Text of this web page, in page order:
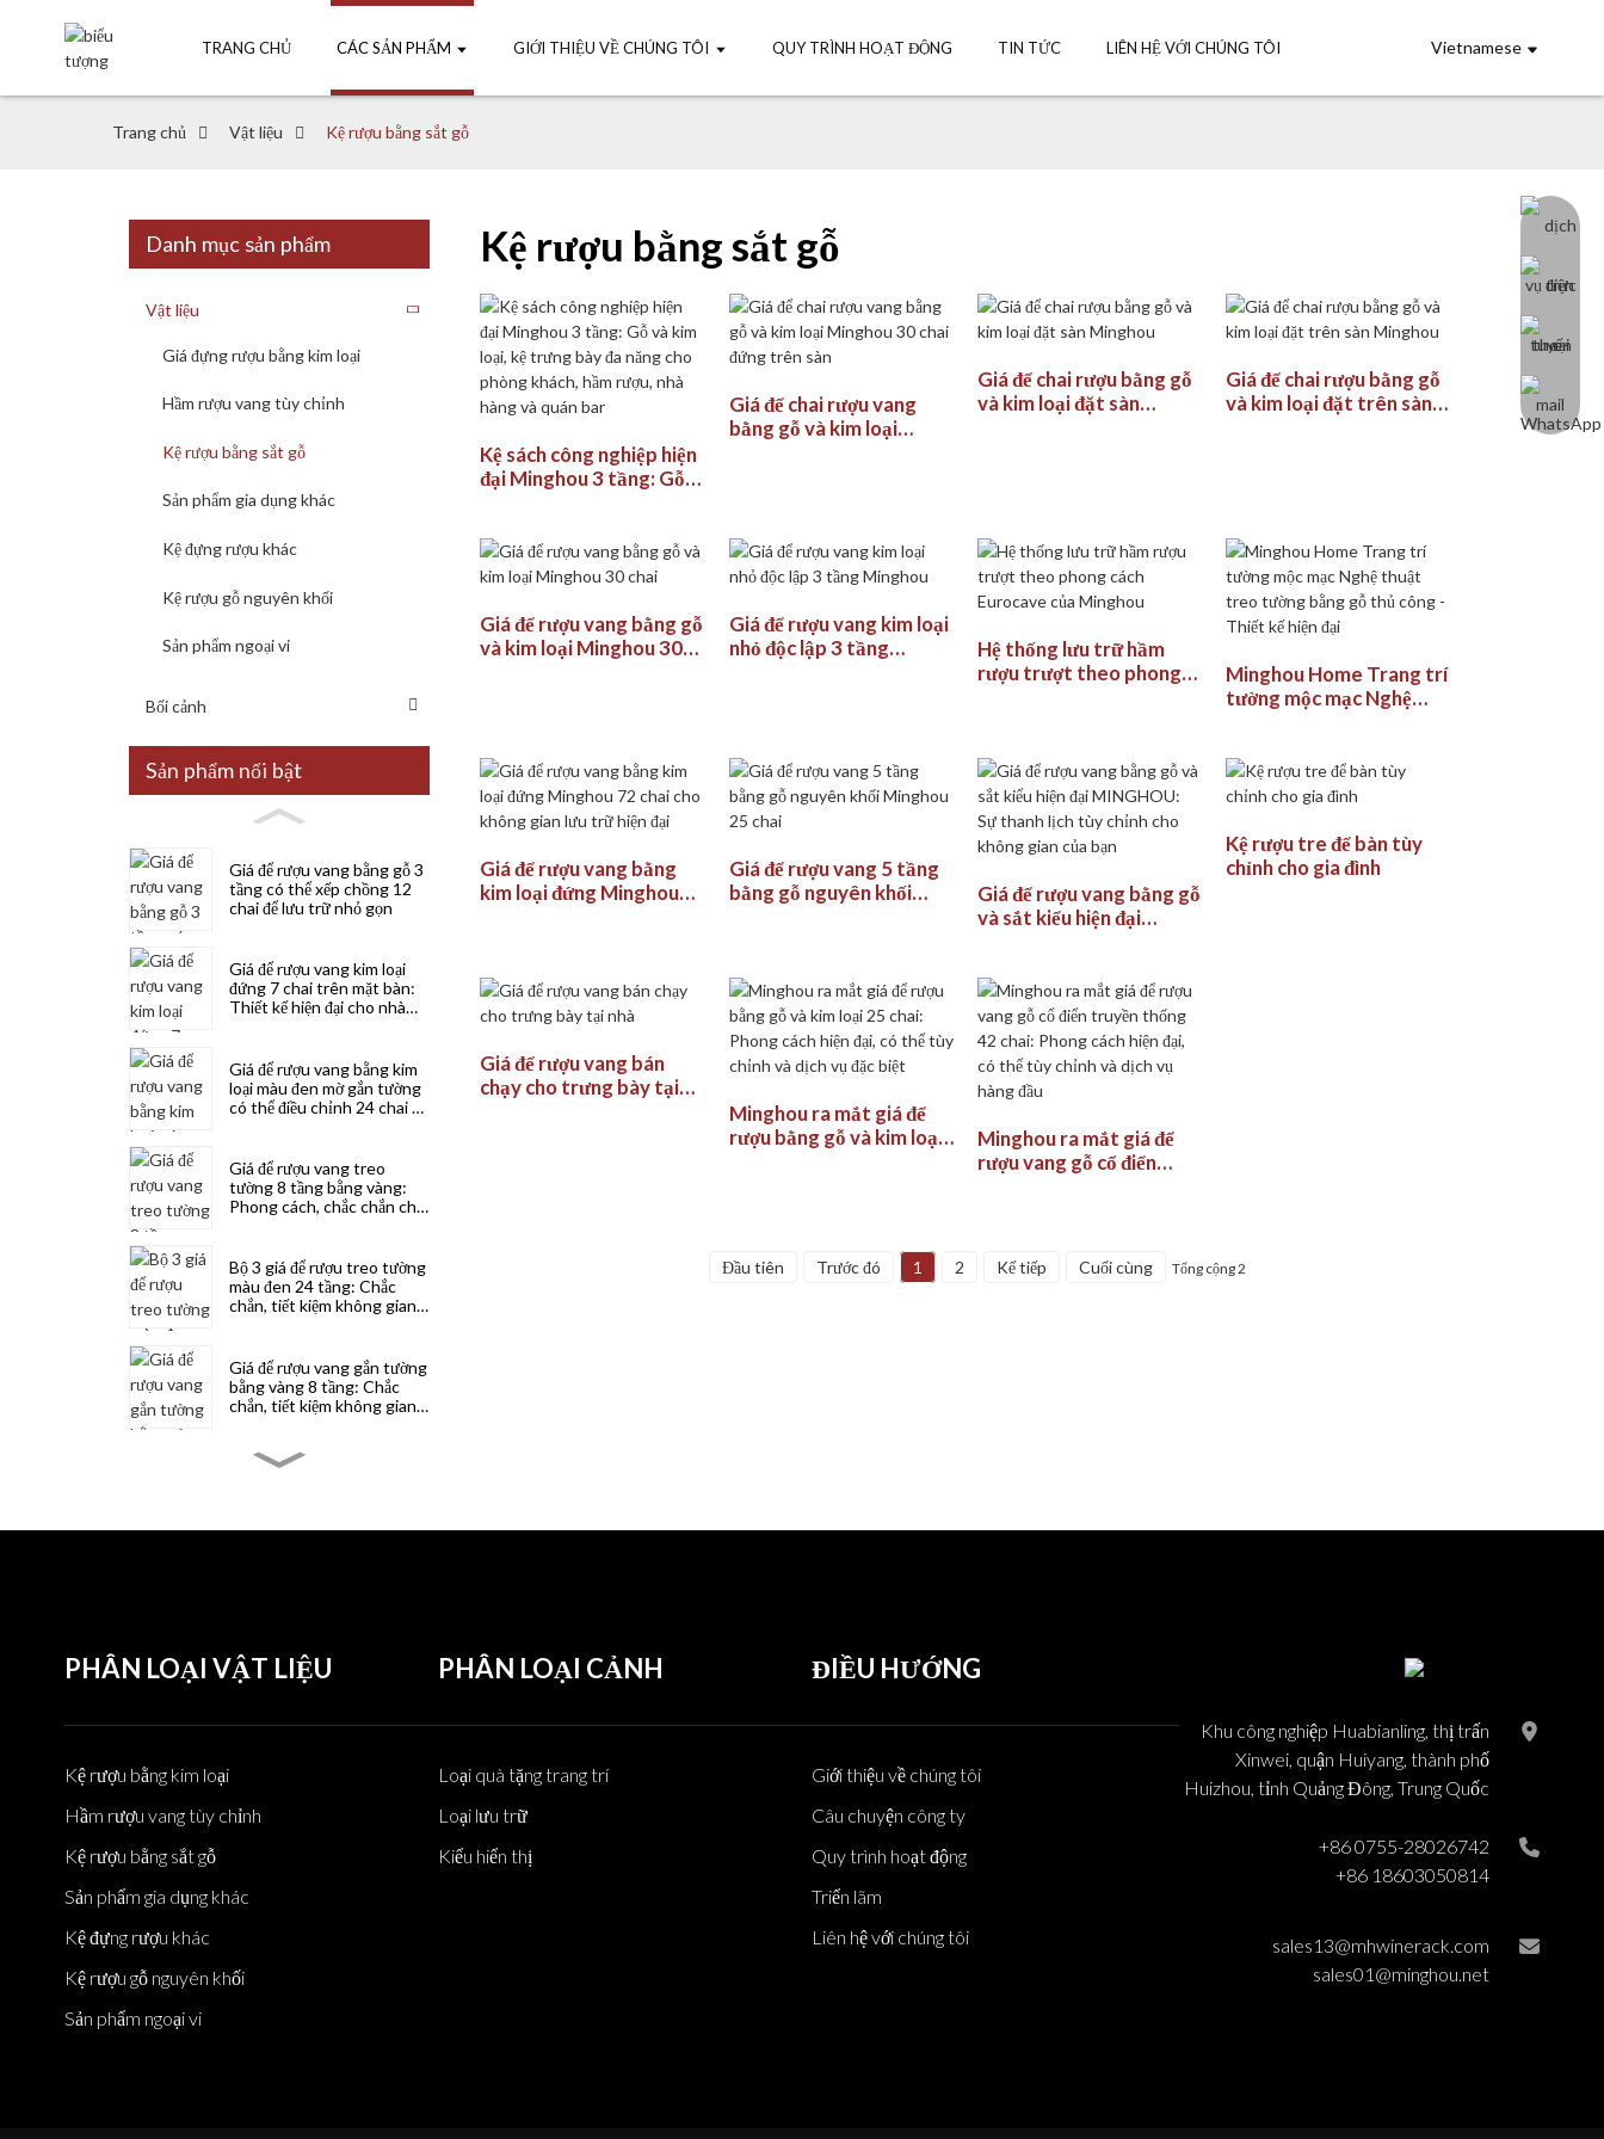
TRANG CHỦ CÁC SẢN PHẨM GIỚI THIỆU VỀ CHÚNG TÔI QUY TRÌNH HOẠT ĐỘNG TIN TỨC LIÊN HỆ VỚI CHÚNG TÔI Vietnamese
Trang chủ Vật liệu Kệ rượu bằng sắt gỗ
Danh mục sản phẩm
Vật liệu
Giá đựng rượu bằng kim loại
Hầm rượu vang tùy chỉnh
Kệ rượu bằng sắt gỗ
Sản phẩm gia dụng khác
Kệ đựng rượu khác
Kệ rượu gỗ nguyên khối
Sản phẩm ngoại vi
Bối cảnh
Sản phẩm nổi bật
Giá để rượu vang bằng gỗ 3
tầng có thể xếp chồng 12
chai để lưu trữ nhỏ gọn
Giá để rượu vang kim loại
đứng 7 chai trên mặt bàn:
Thiết kế hiện đại cho nhà
Giá để rượu vang bằng kim
loại màu đen mờ gắn tường
có thể điều chỉnh 24 chai để
Giá để rượu vang treo
tường 8 tầng bằng vàng:
Phong cách, chắc chắn cho
Bộ 3 giá để rượu treo tường
màu đen 24 tầng: Chắc
chắn, tiết kiệm không gian
Giá để rượu vang gắn tường
bằng vàng 8 tầng: Chắc
chắn, tiết kiệm không gian
Giá để rượu treo tường màu
Giá để rượu vang bằng gỗ
nhỏ hiện đại 20 chai: Có thể
mặt bàn & lưu trữ trên sàn
chắc chắn và đa năng
Kệ rượu bằng sắt gỗ
Kệ sách công nghiệp hiện
đại Minghou 3 tầng: Gỗ
khách, hầm rượu, nhà
hàng và quán bar
Giá để chai rượu vang
bằng gỗ và kim loại
Giá để chai rượu bằng gỗ
và kim loại đặt sàn
Giá để chai rượu bằng gỗ
và kim loại đặt trên sàn
Giá để rượu vang bằng gỗ
và kim loại Minghou 30
Giá để rượu vang kim loại
nhỏ độc lập 3 tầng
Hệ thống lưu trữ hầm
rượu trượt theo phong
Minghou Home Trang trí
tường mộc mạc Nghệ
hiện đại
Giá để rượu vang bằng
kim loại đứng Minghou
Giá để rượu vang 5 tầng
bằng gỗ nguyên khối
Giá để rượu vang bằng gỗ
và sắt kiểu hiện đại
của bạn
Kệ rượu tre để bàn tùy
chỉnh cho gia đình
Giá để rượu vang bán
chạy cho trưng bày tại
Minghou ra mắt giá để
rượu bằng gỗ và kim loại
Minghou ra mắt giá để
rượu vang gỗ cổ điển
hàng đầu
Đầu tiên Trước đó 1 2 Kế tiếp Cuối cùng Tổng cộng 2
PHÂN LOẠI VẬT LIỆU
Kệ rượu bằng kim loại
Hầm rượu vang tùy chỉnh
Kệ rượu bằng sắt gỗ
Sản phẩm gia dụng khác
Kệ đựng rượu khác
Kệ rượu gỗ nguyên khối
Sản phẩm ngoại vi
PHÂN LOẠI CẢNH
Loại quà tặng trang trí
Loại lưu trữ
Kiểu hiển thị
ĐIỀU HƯỚNG
Giới thiệu về chúng tôi
Câu chuyện công ty
Quy trình hoạt động
Triển lãm
Liên hệ với chúng tôi
Khu công nghiệp Huabianling, thị trấn
Xinwei, quận Huiyang, thành phố
Huizhou, tỉnh Quảng Đông, Trung Quốc
+86 0755-28026742
+86 18603050814
sales13@mhwinerack.com
sales01@minghou.net